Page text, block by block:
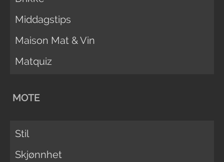
Middagstips
Maison Mat & Vin
Matquiz
MOTE
Stil
Skjønnhet